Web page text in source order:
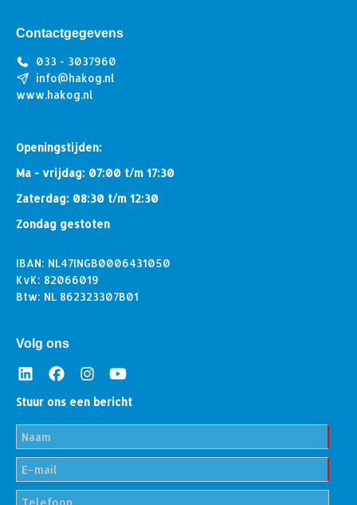
Contactgegevens
033 - 3037960
info@hakog.nl
www.hakog.nl
Openingstijden:
Ma - vrijdag: 07:00 t/m 17:30
Zaterdag: 08:30 t/m 12:30
Zondag gestoten
IBAN: NL47INGB0006431050
KvK: 82066019
Btw: NL 862323307B01
Volg ons
Stuur ons een bericht